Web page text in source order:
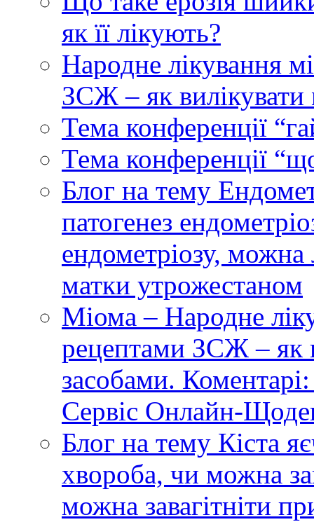
як її лікують?
Народне лікування
ЗСЖ – як
Тема конференції
Тема конференції
Блог на тему
патогенез
ендометріозу, можна
матки утрожестаном
Міома – Народне
рецептами ЗСЖ – як
засобами.
Сервіс Онлайн-
Блог на тему Кіста
хвороба, чи можна
можна завагітніти